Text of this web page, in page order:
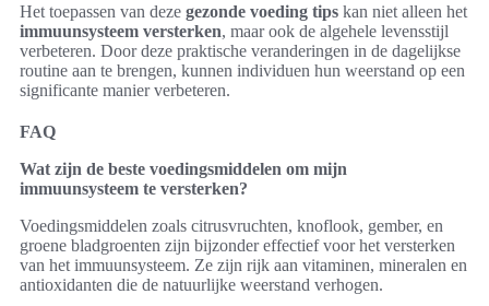
Het toepassen van deze gezonde voeding tips kan niet alleen het
immuunsysteem versterken, maar ook de algehele levensstijl
verbeteren. Door deze praktische veranderingen in de dagelijkse
routine aan te brengen, kunnen individuen hun weerstand op een
significante manier verbeteren.
FAQ
Wat zijn de beste voedingsmiddelen om mijn
immuunsysteem te versterken?
Voedingsmiddelen zoals citrusvruchten, knoflook, gember, en
groene bladgroenten zijn bijzonder effectief voor het versterken
van het immuunsysteem. Ze zijn rijk aan vitaminen, mineralen en
antioxidanten die de natuurlijke weerstand verhogen.